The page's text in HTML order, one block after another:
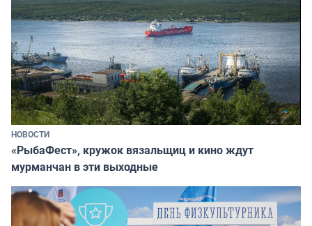
НОВОСТИ
«РыбаФест», кружок вязальщиц и кино ждут
мурманчан в эти выходные